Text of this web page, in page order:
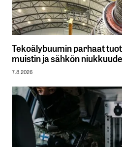
Tekoälybuumin parhaat
muistin ja sähkön
7.8.2026